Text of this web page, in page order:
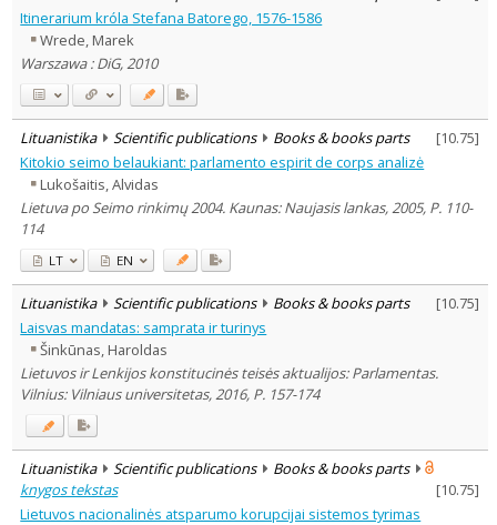
Itinerarium króla Stefana Batorego, 1576-1586
Wrede, Marek
Warszawa : DiG, 2010
Lituanistika Scientific publications Books & books parts [10.75]
Kitokio seimo belaukiant: parlamento espirit de corps analizė
Lukošaitis, Alvidas
Lietuva po Seimo rinkimų 2004. Kaunas: Naujasis lankas, 2005, P. 110-
114
LT EN
Lituanistika Scientific publications Books & books parts [10.75]
Laisvas mandatas: samprata ir turinys
Šinkūnas, Haroldas
Lietuvos ir Lenkijos konstitucinės teisės aktualijos: Parlamentas.
Vilnius: Vilniaus universitetas, 2016, P. 157-174
Lituanistika Scientific publications
Books & books parts
knygos tekstas
[10.75]
Lietuvos nacionalinės atsparumo korupcijai sistemos tyrimas